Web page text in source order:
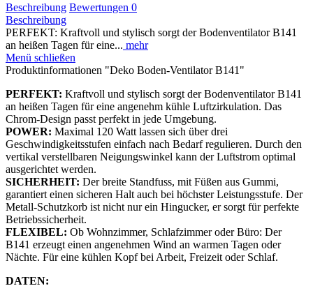
Beschreibung Bewertungen 0
Beschreibung
PERFEKT: Kraftvoll und stylisch sorgt der Bodenventilator B141
an heißen Tagen für eine... mehr
Menü schließen
Produktinformationen "Deko Boden-Ventilator B141"
PERFEKT: Kraftvoll und stylisch sorgt der Bodenventilator B141
an heißen Tagen für eine angenehm kühle Luftzirkulation. Das
Chrom-Design passt perfekt in jede Umgebung.
POWER: Maximal 120 Watt lassen sich über drei
Geschwindigkeitsstufen einfach nach Bedarf regulieren. Durch den
vertikal verstellbaren Neigungswinkel kann der Luftstrom optimal
ausgerichtet werden.
SICHERHEIT: Der breite Standfuss, mit Füßen aus Gummi,
garantiert einen sicheren Halt auch bei höchster Leistungsstufe. Der
Metall-Schutzkorb ist nicht nur ein Hingucker, er sorgt für perfekte
Betriebssicherheit.
FLEXIBEL: Ob Wohnzimmer, Schlafzimmer oder Büro: Der
B141 erzeugt einen angenehmen Wind an warmen Tagen oder
Nächte. Für eine kühlen Kopf bei Arbeit, Freizeit oder Schlaf.
DATEN: